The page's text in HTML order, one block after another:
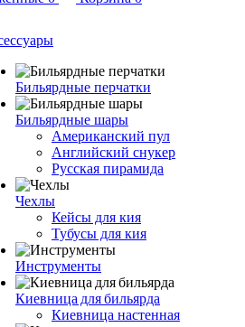
Бильярдные перчатки
Бильярдные шары
Американский пул
Английский снукер
Русская пирамида
Чехлы
Кейсы для кия
Тубусы для кия
Инструменты
Киевница для бильярда
Киевница настенная